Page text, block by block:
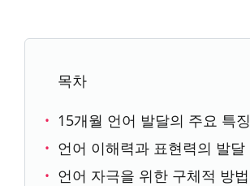
목차
15개월 언어 발달의 주요 특징
언어 이해력과 표현력의 발달
언어 자극을 위한 구체적 방법